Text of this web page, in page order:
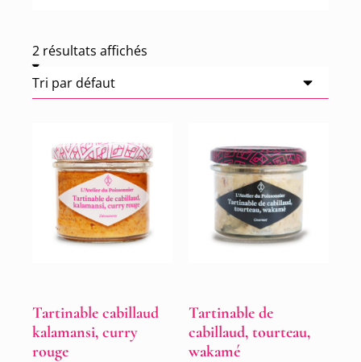
2 résultats affichés
Tartinable cabillaud
kalamansi, curry
rouge
Tartinable de
cabillaud, tourteau,
wakamé